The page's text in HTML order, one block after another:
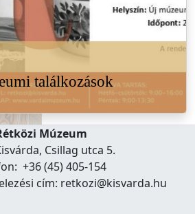
találkozások
Múzeum
Csillag utca 5.
+36 (45) 405-154
cím: retkozi@kisvarda.hu